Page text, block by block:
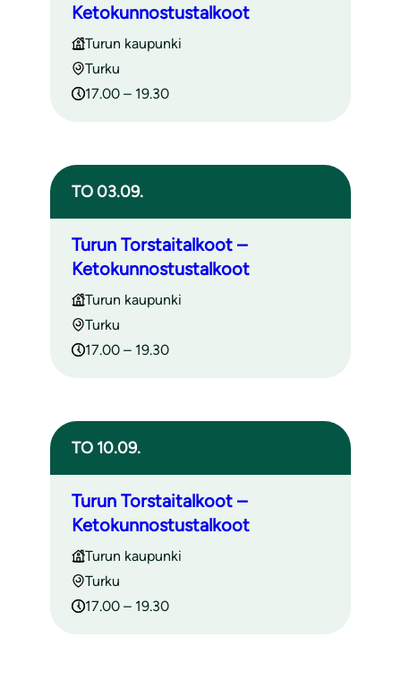
Ketokunnostustalkoot
Turun kaupunki
Turku
17.00 – 19.30
TO 03.09.
Turun Torstaitalkoot –
Ketokunnostustalkoot
Turun kaupunki
Turku
17.00 – 19.30
TO 10.09.
Turun Torstaitalkoot –
Ketokunnostustalkoot
Turun kaupunki
Turku
17.00 – 19.30